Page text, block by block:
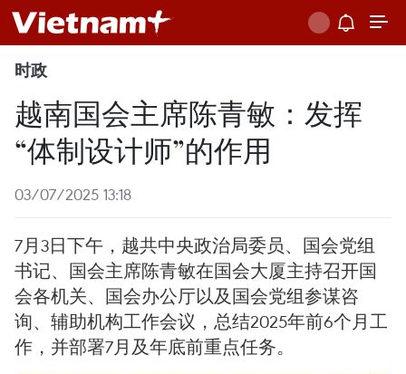
时政
越南国会主席陈青敏：发挥
“体制设计师”的作用
03/07/2025 13:18
7月3日下午，越共中央政治局委员、国会党组
书记、国会主席陈青敏在国会大厦主持召开国
会各机关、国会办公厅以及国会党组参谋咨
询、辅助机构工作会议，总结2025年前6个月工
作，并部署7月及年底前重点任务。